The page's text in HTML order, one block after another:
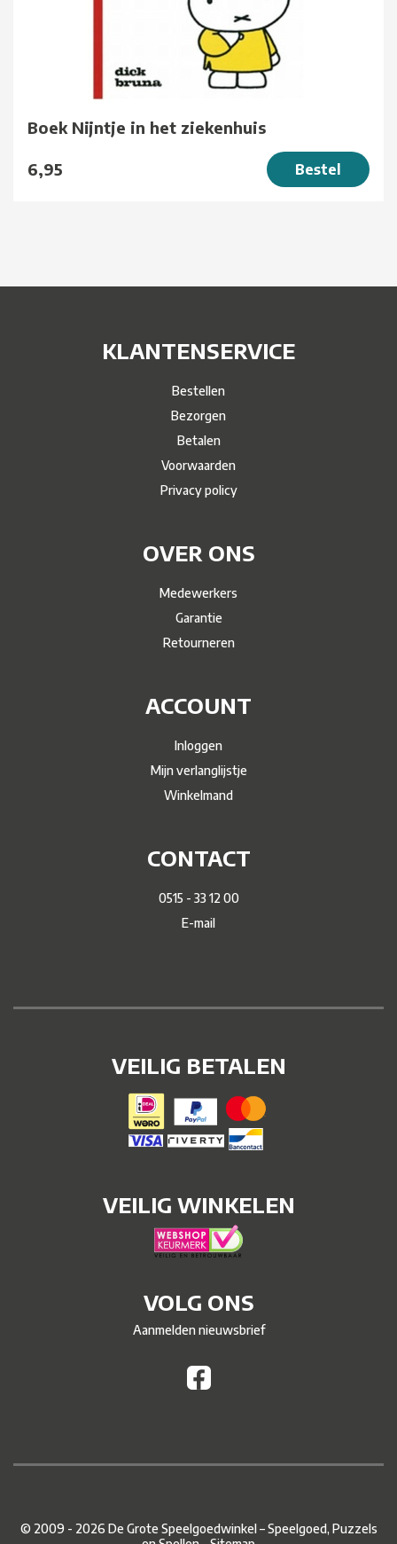
Boek Nijntje in het ziekenhuis
6,95 Bestel
KLANTENSERVICE
Bestellen
Bezorgen
Betalen
Voorwaarden
Privacy policy
OVER ONS
Medewerkers
Garantie
Retourneren
ACCOUNT
Inloggen
Mijn verlanglijstje
Winkelmand
CONTACT
0515 - 33 12 00
E-mail
VEILIG BETALEN
VEILIG WINKELEN
VOLG ONS
Aanmelden nieuwsbrief
© 2009 - 2026 De Grote Speelgoedwinkel – Speelgoed, Puzzels